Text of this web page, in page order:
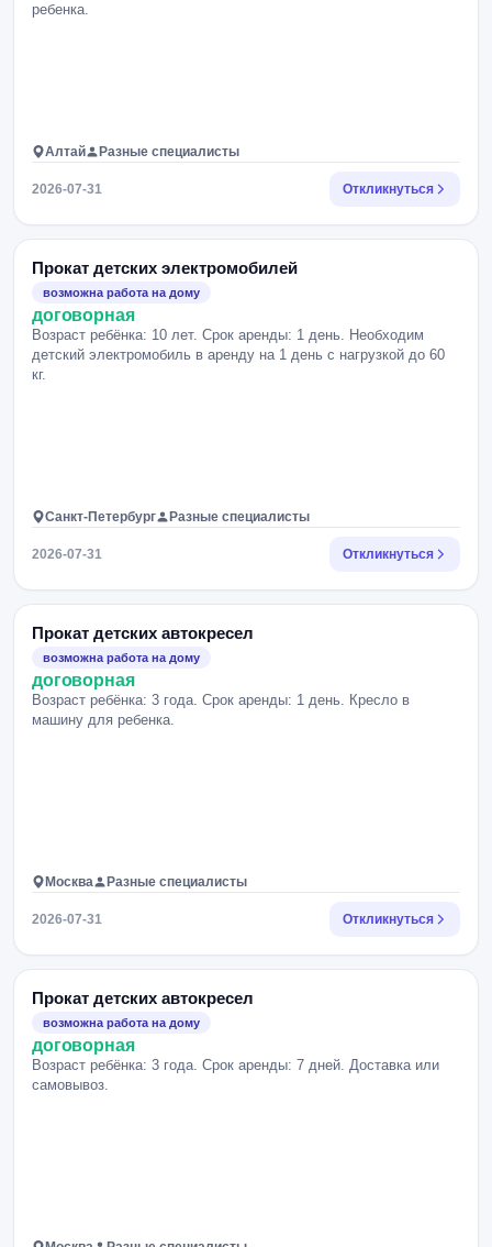
ребенка.
Алтай Разные специалисты
2026-07-31 Откликнуться
Прокат детских электромобилей
возможна работа на дому
договорная
Возраст ребёнка: 10 лет. Срок аренды: 1 день. Необходим
детский электромобиль в аренду на 1 день с нагрузкой до 60
кг.
Санкт-Петербург Разные специалисты
2026-07-31 Откликнуться
Прокат детских автокресел
возможна работа на дому
договорная
Возраст ребёнка: 3 года. Срок аренды: 1 день. Кресло в
машину для ребенка.
Москва Разные специалисты
2026-07-31 Откликнуться
Прокат детских автокресел
возможна работа на дому
договорная
Возраст ребёнка: 3 года. Срок аренды: 7 дней. Доставка или
самовывоз.